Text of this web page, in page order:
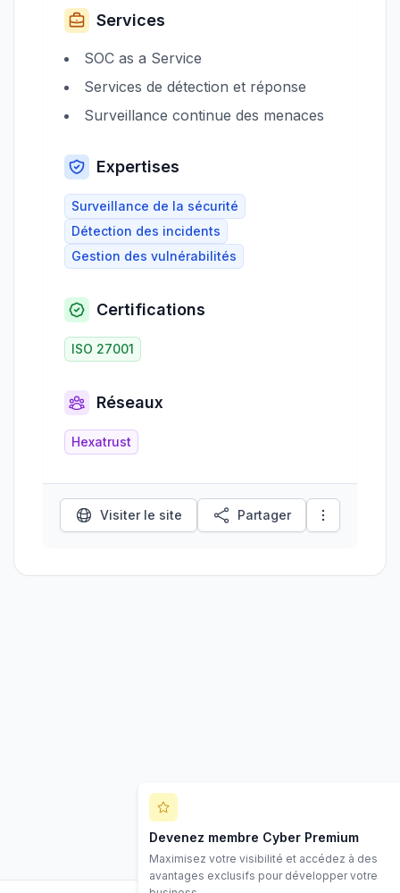
Services
SOC as a Service
Services de détection et réponse
Surveillance continue des menaces
Expertises
Surveillance de la sécurité
Détection des incidents
Gestion des vulnérabilités
Certifications
ISO 27001
Réseaux
Hexatrust
Visiter le site Partager
Devenez membre Cyber Premium
Maximisez votre visibilité et accédez à des
avantages exclusifs pour développer votre